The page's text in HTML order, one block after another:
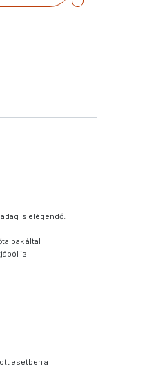
is elégendő.
által
is
esetben a